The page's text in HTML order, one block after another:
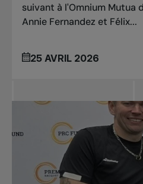
suivant à l'Omnium Mutua
Annie Fernandez et Félix...
25 AVRIL 2026